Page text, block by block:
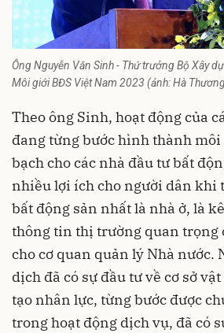
Ông Nguyễn Văn Sinh - Thứ trưởng Bộ Xây
Môi giới BĐS Việt Nam 2023 (ảnh: Hà
Theo ông Sinh, hoạt động của
đang từng bước hình thành
bạch cho các nhà đầu tư bất
nhiều lợi ích cho người dân khi
bất động sản nhất là nhà ở, là
thông tin thị trường quan trọng
cho cơ quan quản lý Nhà nước.
dịch đã có sự đầu tư về cơ sở
tạo nhân lực, từng bước được
trong hoạt động dịch vụ, đã có